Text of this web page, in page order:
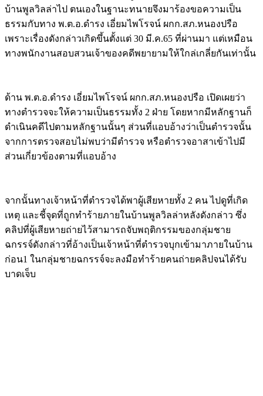
บ้านพูลวิลล่าไป ตนเองในฐานะทนายจึงมาร้องขอความเป็น
ธรรมกับทาง พ.ต.อ.ดำรง เอี่ยมไพโรจน์ ผกก.สภ.หนองปรือ
เพราะเรื่องดังกล่าวเกิดขึ้นตั้งแต่ 30 มี.ค.65 ที่ผ่านมา แต่เหมือน
ทางพนักงานสอบสวนเจ้าของคดีพยายามให้ใกล่เกลี่ยกันเท่านั้น
ด้าน พ.ต.อ.ดำรง เอี่ยมไพโรจน์ ผกก.สภ.หนองปรือ เปิดเผยว่า
ทางตำรวจจะให้ความเป็นธรรมทั้ง 2 ฝ่าย โดยหากมีหลักฐานก็
ดำเนินคดีไปตามหลักฐานนั้นๆ ส่วนที่แอบอ้างว่าเป็นตำรวจนั้น
จากการตรวจสอบไม่พบว่ามีตำรวจ หรือตำรวจอาสาเข้าไปมี
ส่วนเกี่ยวข้องตามที่แอบอ้าง
จากนั้นทางเจ้าหน้าที่ตำรวจได้พาผู้เสียหายทั้ง 2 คน ไปดูที่เกิด
เหตุ และชี้จุดที่ถูกทำร้ายภายในบ้านพูลวิลล่าหลังดังกล่าว ซึ่ง
คลิปที่ผู้เสียหายถ่ายไว้สามารถจับพฤติกรรมของกลุ่มชาย
ฉกรรจ์ดังกล่าวที่อ้างเป็นเจ้าหน้าที่ตำรวจบุกเข้ามาภายในบ้าน
ก่อน1 ในกลุ่มชายฉกรรจ์จะลงมือทำร้ายคนถ่ายคลิปจนได้รับ
บาดเจ็บ